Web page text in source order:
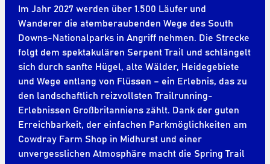
Im Jahr 2027 werden über 1.500 Läufer und
Wanderer die atemberaubenden Wege des South
Downs-Nationalparks in Angriff nehmen. Die Strecke
folgt dem spektakulären Serpent Trail und schlängelt
sich durch sanfte Hügel, alte Wälder, Heidegebiete
und Wege entlang von Flüssen – ein Erlebnis, das zu
den landschaftlich reizvollsten Trailrunning-
Erlebnissen Großbritanniens zählt. Dank der guten
Erreichbarkeit, der einfachen Parkmöglichkeiten am
Cowdray Farm Shop in Midhurst und einer
unvergesslichen Atmosphäre macht die Spring Trail